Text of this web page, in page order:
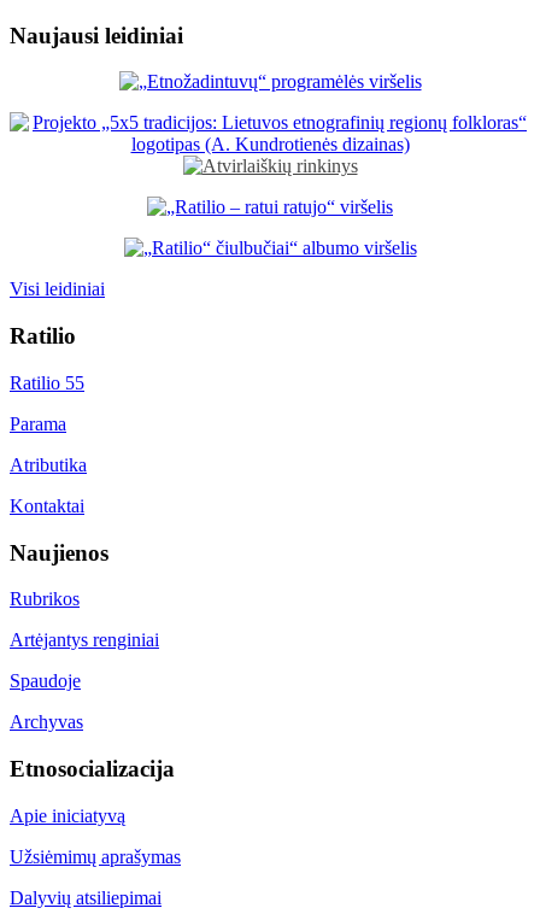
Naujausi leidiniai
Visi leidiniai
Ratilio
Ratilio 55
Parama
Atributika
Kontaktai
Naujienos
Rubrikos
Artėjantys renginiai
Spaudoje
Archyvas
Etnosocializacija
Apie iniciatyvą
Užsiėmimų aprašymas
Dalyvių atsiliepimai